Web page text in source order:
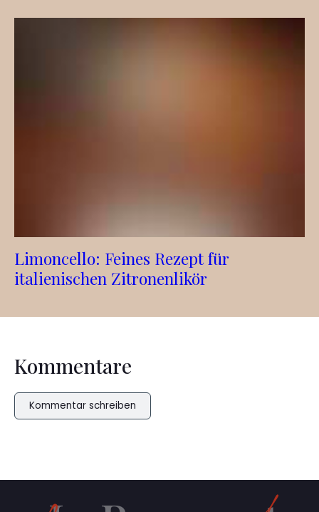
Limoncello: Feines Rezept für
italienischen Zitronenlikör
Kommentare
Kommentar schreiben